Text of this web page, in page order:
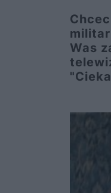
Was